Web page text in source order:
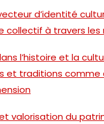
d’identité
collectif à travers les
l’histoire et la
et traditions comme
valorisation du